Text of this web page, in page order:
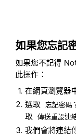
如果您忘記
如果您不記得
此操作：
在網頁瀏覽器
選取
忘記密碼
取
傳送重設連
我們會將連結